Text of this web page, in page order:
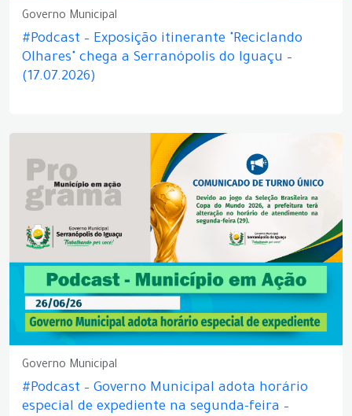
Governo Municipal
#Podcast – Exposição itinerante "Reciclando
Olhares" chega a Serranópolis do Iguaçu –
(17.07.2026)
Governo Municipal
#Podcast – Governo Municipal adota horário
especial de expediente na segunda-feira –